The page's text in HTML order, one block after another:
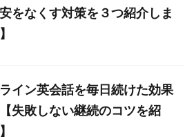
安をなくす対策を３つ紹介しま
イン英会話を毎日続けた効果
失敗しない継続のコツを紹